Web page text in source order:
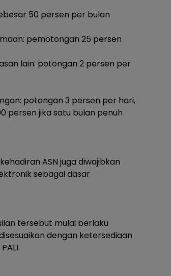
50 persen per bulan
pemotongan 25 persen
lain: potongan 2 persen per
potongan 3 persen per hari,
persen jika satu bulan penuh
ASN juga diwajibkan
sebagai dasar
tersebut mulai berlaku
dengan ketersediaan